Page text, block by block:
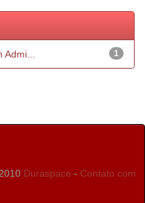
1
Duraspace - Contato com